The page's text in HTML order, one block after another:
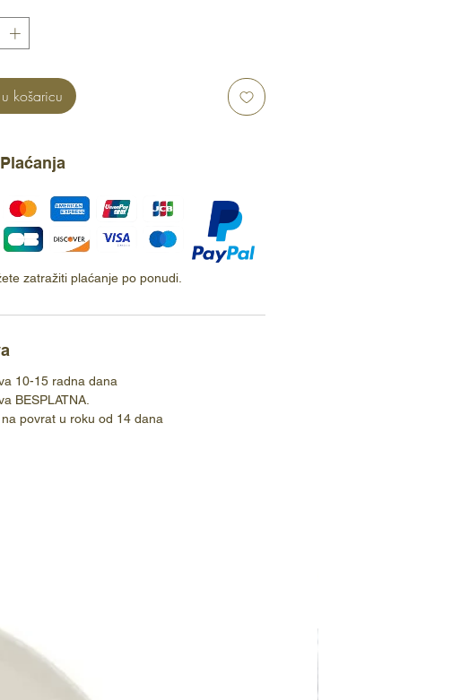
košaricu
zatražiti plaćanje po ponudi.
10-15 radna dana
BESPLATNA.
povrat u roku od 14 dana